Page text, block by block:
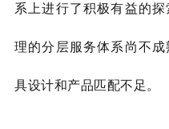
系上进行了积极有益的探
理的分层服务体系尚不
具设计和产品匹配不足。